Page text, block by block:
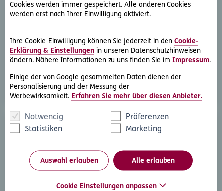
Cookies werden immer gespeichert. Alle anderen Cookies
werden erst nach Ihrer Einwilligung aktiviert.
Ihre Cookie-Einwilligung können Sie jederzeit in den Cookie-
Erklärung & Einstellungen in unseren Datenschutzhinweisen
ändern. Nähere Informationen zu uns finden Sie im Impressum.
Einige der von Google gesammelten Daten dienen der
Personalisierung und der Messung der
Werbewirksamkeit. Erfahren Sie mehr über diesen Anbieter.
Notwendig
Präferenzen
Statistiken
Marketing
Auswahl erlauben Alle erlauben
Cookie Einstellungen anpassen
D.A.S. Direkthilfe®
oder streben eine außergerichtliche Lösung an
Inkasso-Rechtsschutz